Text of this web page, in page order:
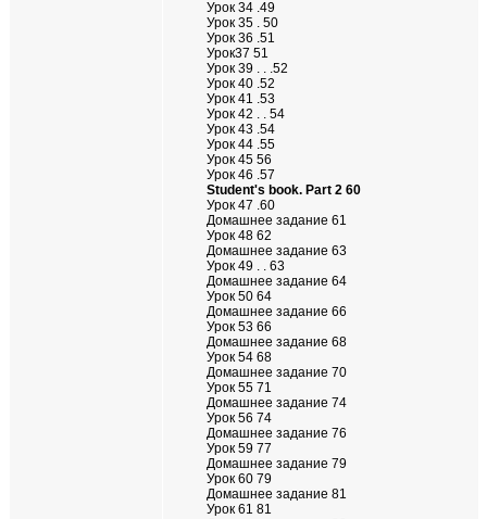
Урок 34 .49
Урок 35 . 50
Урок 36 .51
Урок37 51
Урок 39 . . .52
Урок 40 .52
Урок 41 .53
Урок 42 . . 54
Урок 43 .54
Урок 44 .55
Урок 45 56
Урок 46 .57
Student's book. Part 2 60
Урок 47 .60
Домашнее задание 61
Урок 48 62
Домашнее задание 63
Урок 49 . . 63
Домашнее задание 64
Урок 50 64
Домашнее задание 66
Урок 53 66
Домашнее задание 68
Урок 54 68
Домашнее задание 70
Урок 55 71
Домашнее задание 74
Урок 56 74
Домашнее задание 76
Урок 59 77
Домашнее задание 79
Урок 60 79
Домашнее задание 81
Урок 61 81